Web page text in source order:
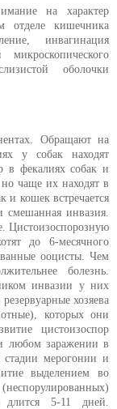
на характер
отделе кишечника
инвагинация
оболочки
Обращают на
у собак находят
в фекалиях собак и
чаще их находят в
и кошек встречается
смешанная инвазия.
Цистоизоспорозную
до 6-месячного
ооцисты. Чем
болезнь.
инвазии у них
хозяева
которых они
цистоизоспор
любом заражении в
мерогонии и
выделением во
длится 5-11 дней.